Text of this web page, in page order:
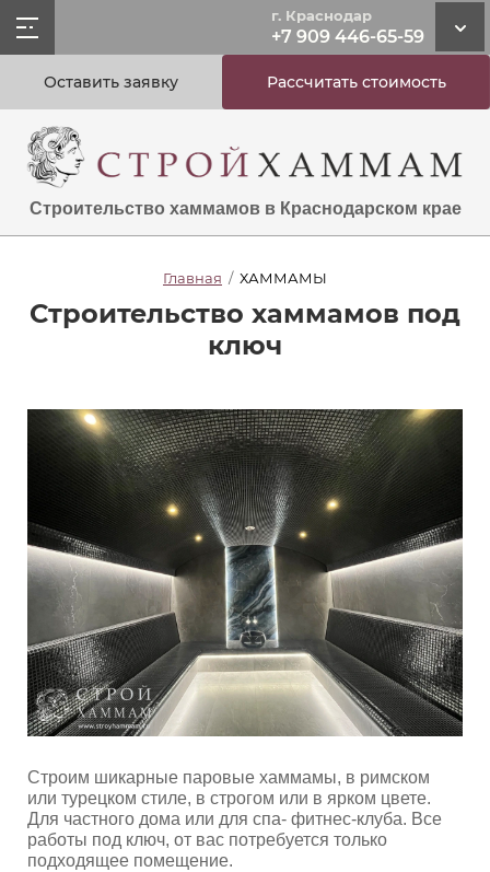
Строительство хаммамов в Краснодарском крае
Оставить заявку Рассчитать стоимость
г. Краснодар
+7 909 446-65-59
Главная / ХАММАМЫ
Строительство хаммамов под
ключ
Строим шикарные паровые хаммамы, в римском
или турецком стиле, в строгом или в ярком цвете.
Для частного дома или для спа- фитнес-клуба. Все
работы под ключ, от вас потребуется только
подходящее помещение.